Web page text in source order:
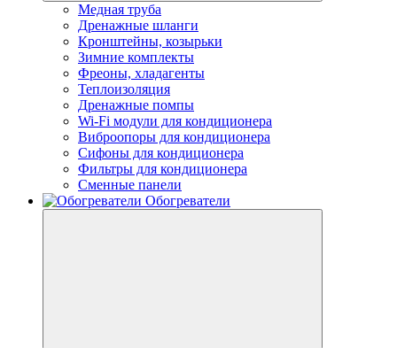
Медная труба
Дренажные шланги
Кронштейны, козырьки
Зимние комплекты
Фреоны, хладагенты
Теплоизоляция
Дренажные помпы
Wi-Fi модули для кондиционера
Виброопоры для кондиционера
Сифоны для кондиционера
Фильтры для кондиционера
Сменные панели
Обогреватели